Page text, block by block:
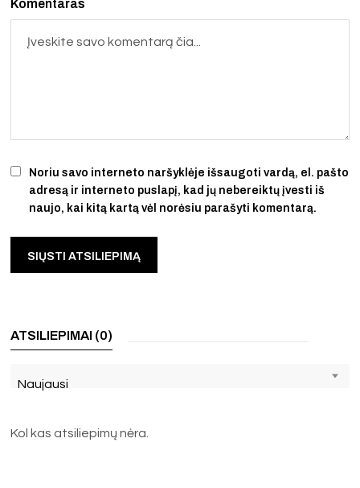
Noriu savo interneto naršyklėje išsaugoti vardą, el. pašto
adresą ir interneto puslapį, kad jų nebereiktų įvesti iš
naujo, kai kitą kartą vėl norėsiu parašyti komentarą.
Komentaras
ATSILIEPIMAI (0)
Naujausi
Kol kas atsiliepimų nėra.